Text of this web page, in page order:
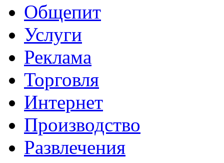
Общепит
Услуги
Реклама
Торговля
Интернет
Производство
Развлечения